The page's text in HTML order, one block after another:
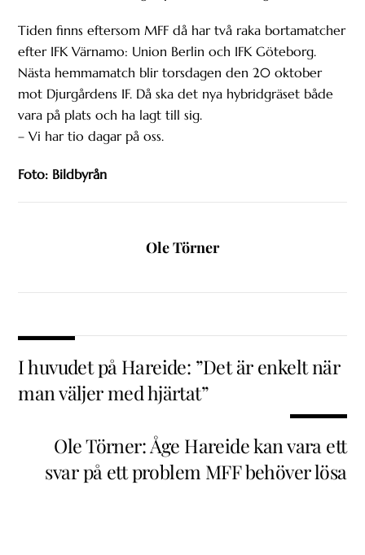
Tiden finns eftersom MFF då har två raka bortamatcher
efter IFK Värnamo: Union Berlin och IFK Göteborg.
Nästa hemmamatch blir torsdagen den 20 oktober
mot Djurgårdens IF. Då ska det nya hybridgräset både
vara på plats och ha lagt till sig.
– Vi har tio dagar på oss.
Foto: Bildbyrån
Ole Törner
I huvudet på Hareide: ”Det är enkelt när
man väljer med hjärtat”
Ole Törner: Åge Hareide kan vara ett
svar på ett problem MFF behöver lösa